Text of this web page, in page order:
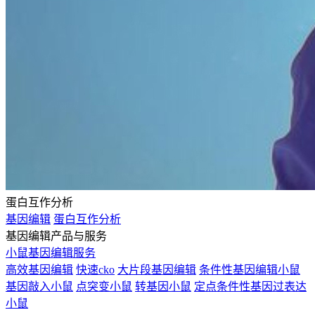
蛋白互作分析
基因编辑 蛋白互作分析
基因编辑产品与服务
小鼠基因编辑服务
高效基因编辑 快速cko 大片段基因编辑 条件性基因编辑小鼠
基因敲入小鼠 点突变小鼠 转基因小鼠 定点条件性基因过表达
小鼠